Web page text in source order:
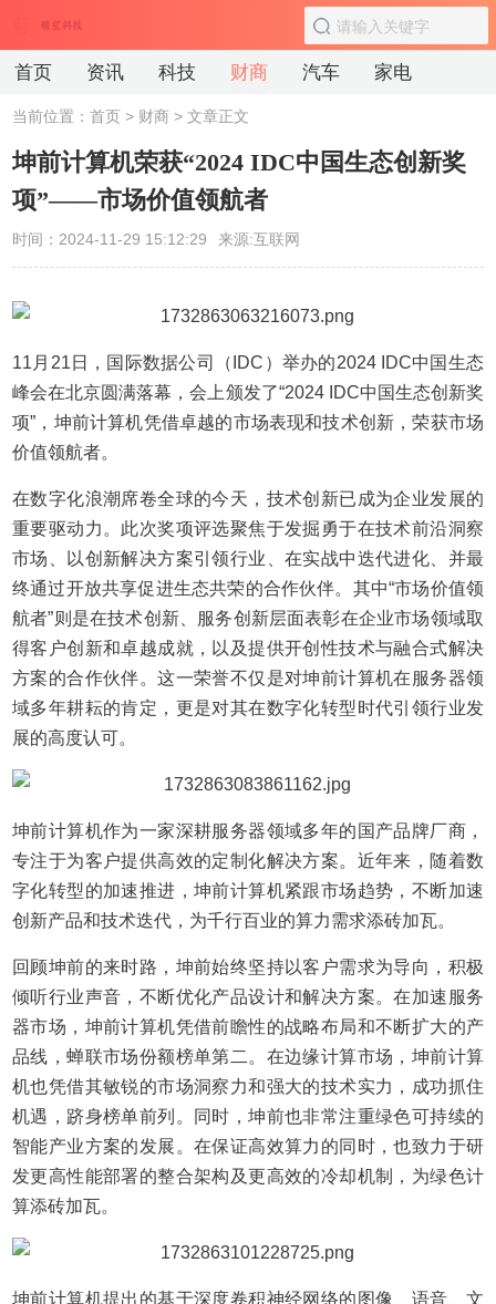
首页 资讯 科技 财商 汽车 家电
当前位置：首页 > 财商 > 文章正文
坤前计算机荣获“2024 IDC中国生态创新奖
项”——市场价值领航者
时间：2024-11-29 15:12:29 来源:互联网
11月21日，国际数据公司（IDC）举办的2024 IDC中国生态
峰会在北京圆满落幕，会上颁发了“2024 IDC中国生态创新奖
项”，坤前计算机凭借卓越的市场表现和技术创新，荣获市场
价值领航者。
在数字化浪潮席卷全球的今天，技术创新已成为企业发展的
重要驱动力。此次奖项评选聚焦于发掘勇于在技术前沿洞察
市场、以创新解决方案引领行业、在实战中迭代进化、并最
终通过开放共享促进生态共荣的合作伙伴。其中“市场价值领
航者”则是在技术创新、服务创新层面表彰在企业市场领域取
得客户创新和卓越成就，以及提供开创性技术与融合式解决
方案的合作伙伴。这一荣誉不仅是对坤前计算机在服务器领
域多年耕耘的肯定，更是对其在数字化转型时代引领行业发
展的高度认可。
坤前计算机作为一家深耕服务器领域多年的国产品牌厂商，
专注于为客户提供高效的定制化解决方案。近年来，随着数
字化转型的加速推进，坤前计算机紧跟市场趋势，不断加速
创新产品和技术迭代，为千行百业的算力需求添砖加瓦。
回顾坤前的来时路，坤前始终坚持以客户需求为导向，积极
倾听行业声音，不断优化产品设计和解决方案。在加速服务
器市场，坤前计算机凭借前瞻性的战略布局和不断扩大的产
品线，蝉联市场份额榜单第二。在边缘计算市场，坤前计算
机也凭借其敏锐的市场洞察力和强大的技术实力，成功抓住
机遇，跻身榜单前列。同时，坤前也非常注重绿色可持续的
智能产业方案的发展。在保证高效算力的同时，也致力于研
发更高性能部署的整合架构及更高效的冷却机制，为绿色计
算添砖加瓦。
坤前计算机提出的基于深度卷积神经网络的图像、语音、文